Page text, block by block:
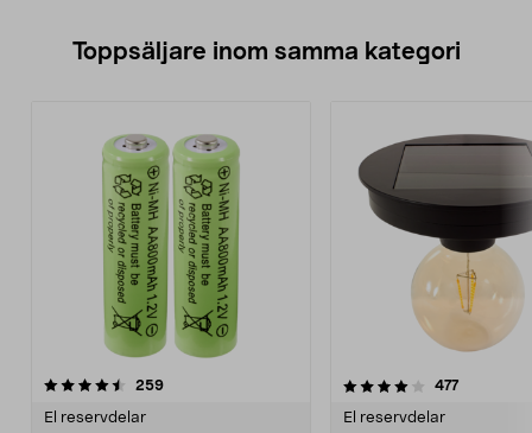
Toppsäljare inom samma kategori
259recensioner
El reservdelar
4.0 av 5 stjärnor 477
El reservdelar
4.5 av 5 stjärnor